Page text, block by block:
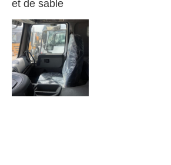
et de sable